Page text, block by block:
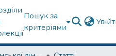
Пошук за
критеріями